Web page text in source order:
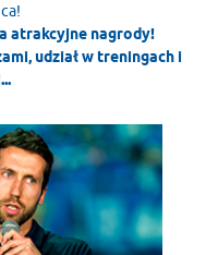
atrakcyjne nagrody!
udział w treningach i